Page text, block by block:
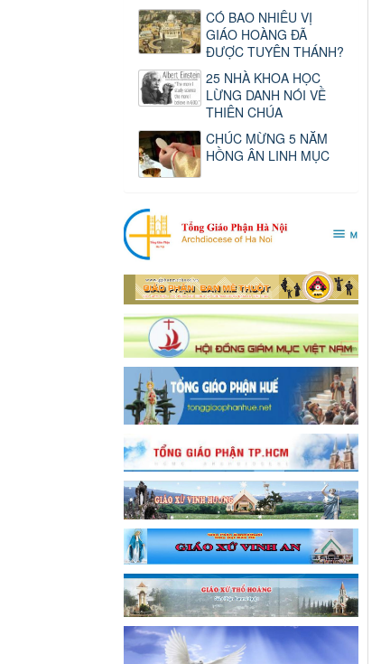
CÓ BAO NHIÊU VỊ
GIÁO HOÀNG ĐÃ
ĐƯỢC TUYÊN THÁNH?
25 NHÀ KHOA HỌC
LỪNG DANH NÓI VỀ
THIÊN CHÚA
CHÚC MỪNG 5 NĂM
HỒNG ÂN LINH MỤC